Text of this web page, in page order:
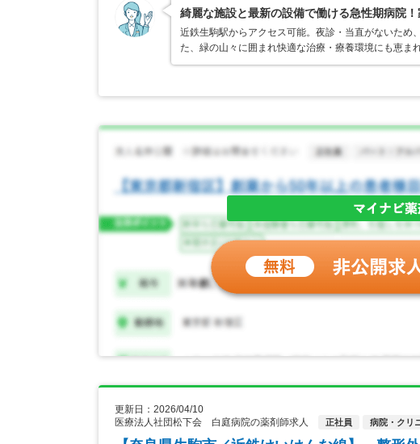
綺麗な施設と最新の設備で働ける急性期病院
近鉄生駒駅からアクセス可能。夜診・当直がないため
た、緑の山々に囲まれ快適な治療・療養環境にも恵
更新日：2026/04/10
医療法人社団松下会 白庭病院の薬剤師求人
正社員 病院・クリ